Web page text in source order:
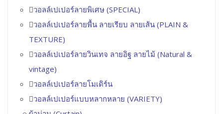
วอลล์เปเปอร์ลายพิเศษ (SPECIAL)
วอลล์เปเปอร์ลายพื้น ลายเรียบ ลายเส้น (PLAIN &
TEXTURE)
วอลล์เปเปอร์ลายวินเทจ ลายอิฐ ลายไม้ (Natural &
vintage)
วอลล์เปเปอร์ลายโมเดิร์น
วอลล์เปเปอร์แบบหลากหลาย (VARIETY)